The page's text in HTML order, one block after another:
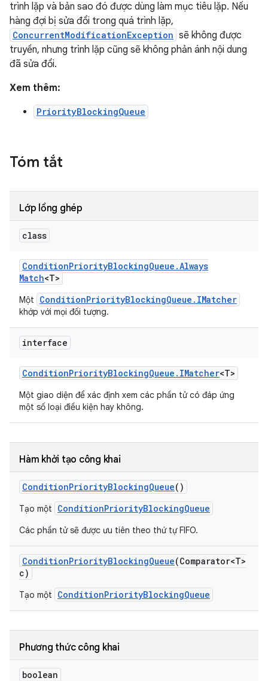
trình lặp và bản sao đó được dùng làm mục tiêu lặp. Nếu
hàng đợi bị sửa đổi trong quá trình lặp,
ConcurrentModificationException sẽ không được
truyền, nhưng trình lặp cũng sẽ không phản ánh nội dung
đã sửa đổi.
Xem thêm:
PriorityBlockingQueue
Tóm tắt
Lớp lồng ghép
class
ConditionPriorityBlockingQueue .Always
Match<T>
Một ConditionPriorityBlockingQueue.IMatcher
khớp với mọi đối tượng.
interface
ConditionPriorityBlockingQueue . IMatcher<T>
Một giao diện để xác định xem các phần tử có đáp ứng
một số loại điều kiện hay không.
Hàm khởi tạo công khai
ConditionPriorityBlockingQueue()
Tạo một ConditionPriorityBlockingQueue
Các phần tử sẽ được ưu tiên theo thứ tự FIFO.
ConditionPriorityBlockingQueue(Comparator<T>
c)
Tạo một ConditionPriorityBlockingQueue
Phương thức công khai
boolean